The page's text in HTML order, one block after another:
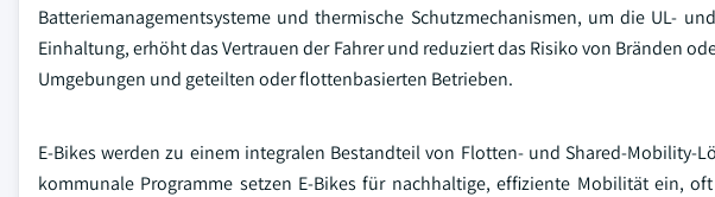
Batteriemanagementsysteme und thermische Schutzmechanismen, um die UL-
Einhaltung, erhöht das Vertrauen der Fahrer und reduziert das Risiko von Bränden
Umgebungen und geteilten oder flottenbasierten Betrieben.
E-Bikes werden zu einem integralen Bestandteil von Flotten- und Shared-Mobility-
kommunale Programme setzen E-Bikes für nachhaltige, effiziente Mobilität ein,